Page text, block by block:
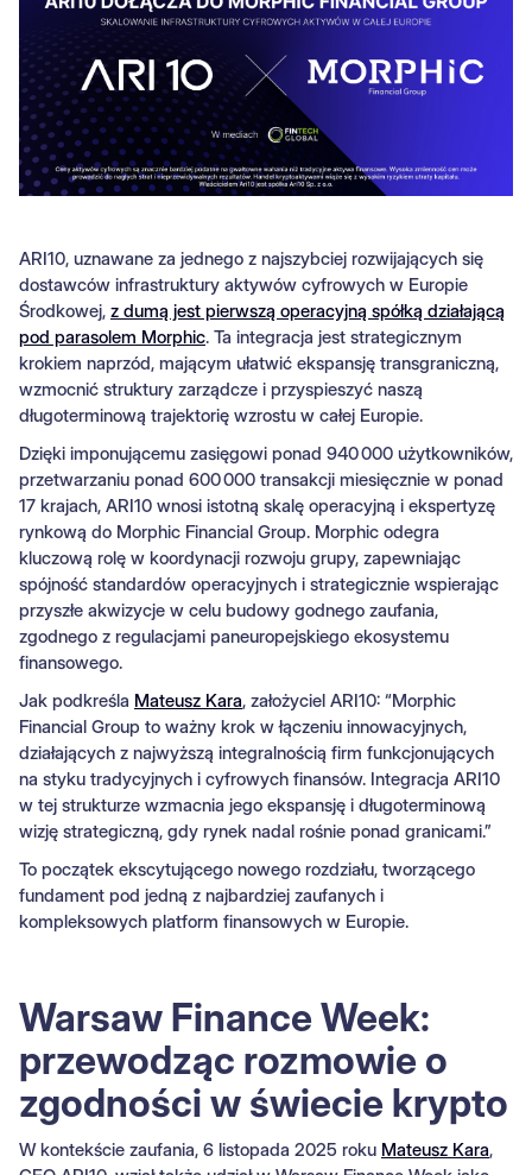
ARI10, uznawane za jednego z najszybciej rozwijających się
dostawców infrastruktury aktywów cyfrowych w Europie
Środkowej, z dumą jest pierwszą operacyjną spółką działającą
pod parasolem Morphic. Ta integracja jest strategicznym
krokiem naprzód, mającym ułatwić ekspansję transgraniczną,
wzmocnić struktury zarządcze i przyspieszyć naszą
długoterminową trajektorię wzrostu w całej Europie.
Dzięki imponującemu zasięgowi ponad 940 000 użytkowników,
przetwarzaniu ponad 600 000 transakcji miesięcznie w ponad
17 krajach, ARI10 wnosi istotną skalę operacyjną i ekspertyzę
rynkową do Morphic Financial Group. Morphic odegra
kluczową rolę w koordynacji rozwoju grupy, zapewniając
spójność standardów operacyjnych i strategicznie wspierając
przyszłe akwizycje w celu budowy godnego zaufania,
zgodnego z regulacjami paneuropejskiego ekosystemu
finansowego.
Jak podkreśla Mateusz Kara, założyciel ARI10: “Morphic
Financial Group to ważny krok w łączeniu innowacyjnych,
działających z najwyższą integralnością firm funkcjonujących
na styku tradycyjnych i cyfrowych finansów. Integracja ARI10
w tej strukturze wzmacnia jego ekspansję i długoterminową
wizję strategiczną, gdy rynek nadal rośnie ponad granicami.”
To początek ekscytującego nowego rozdziału, tworzącego
fundament pod jedną z najbardziej zaufanych i
kompleksowych platform finansowych w Europie.
Warsaw Finance Week:
przewodząc rozmowie o
zgodności w świecie krypto
W kontekście zaufania, 6 listopada 2025 roku Mateusz Kara,